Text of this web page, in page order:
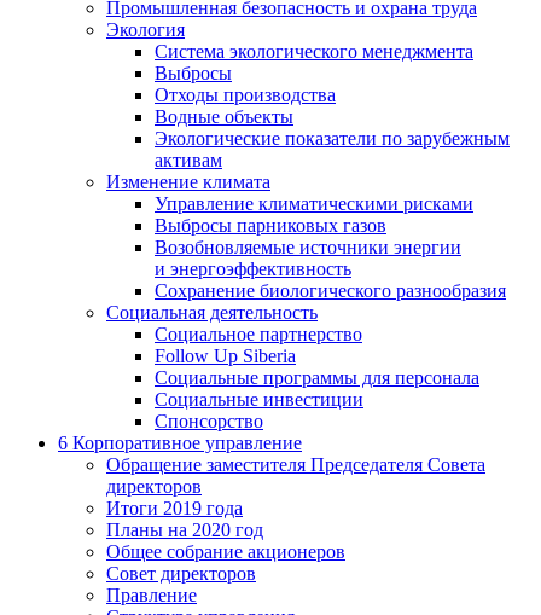
Промышленная безопасность и охрана труда
Экология
Система экологического менеджмента
Выбросы
Отходы производства
Водные объекты
Экологические показатели по зарубежным
активам
Изменение климата
Управление климатическими рисками
Выбросы парниковых газов
Возобновляемые источники энергии
и энергоэффективность
Сохранение биологического разнообразия
Социальная деятельность
Социальное партнерство
Follow Up Siberia
Социальные программы для персонала
Социальные инвестиции
Спонсорство
6 Корпоративное управление
Обращение заместителя Председателя Совета
директоров
Итоги 2019 года
Планы на 2020 год
Общее собрание акционеров
Совет директоров
Правление